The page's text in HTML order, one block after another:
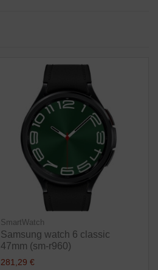
SmartWatch
Samsung watch 6 classic
47mm (sm-r960)
281,29 €